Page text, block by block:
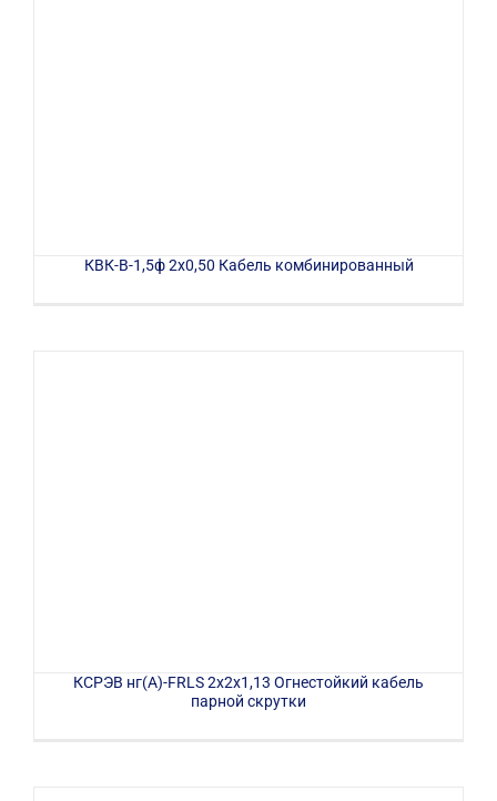
КВК-В-1,5ф 2х0,50 Кабель комбинированный
КСРЭВ нг(А)-FRLS 2х2х1,13 Огнестойкий кабель
парной скрутки